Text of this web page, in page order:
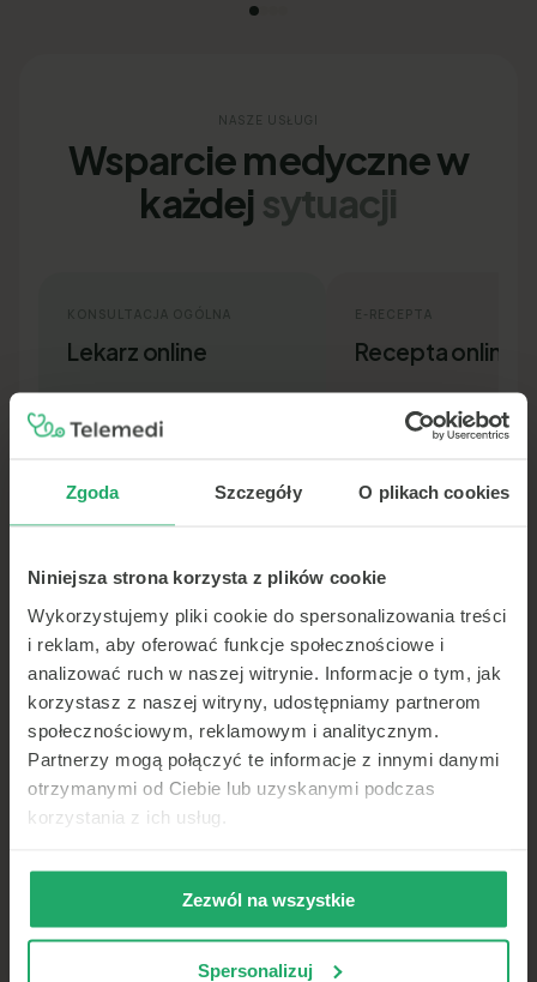
Zgoda Szczegóły O plikach cookies
Niniejsza strona korzysta z plików cookie
Wykorzystujemy pliki cookie do spersonalizowania treści
i reklam, aby oferować funkcje społecznościowe i
analizować ruch w naszej witrynie. Informacje o tym, jak
korzystasz z naszej witryny, udostępniamy partnerom
społecznościowym, reklamowym i analitycznym.
Partnerzy mogą połączyć te informacje z innymi danymi
otrzymanymi od Ciebie lub uzyskanymi podczas
korzystania z ich usług.
Zezwól na wszystkie
Spersonalizuj
NASZE USŁUGI
Wsparcie medyczne w
każdej sytuacji
Lekarz online
Lekarz pierwszego kontaktu w 15
minut — wideo, telefon lub czat.
E-RECEPTA
Recepta online
Nowa recepta lub
leków bez wizyty osobiście.